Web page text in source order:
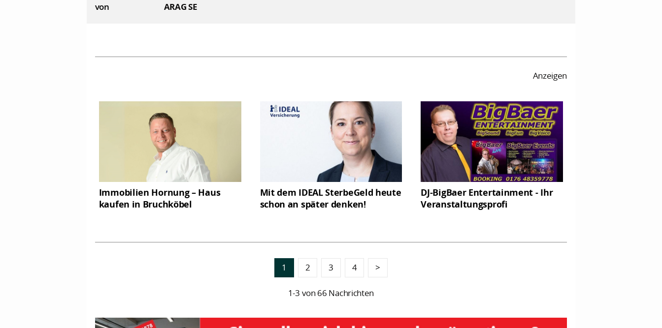
von ARAG SE
Anzeigen
Immobilien Hornung – Haus
kaufen in Bruchköbel
Mit dem IDEAL SterbeGeld heute
schon an später denken!
DJ-BigBaer Entertainment - Ihr
Veranstaltungsprofi
1 2 3 4 >
1-3 von 66 Nachrichten